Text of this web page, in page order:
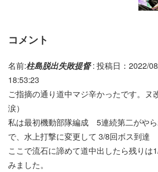
コメント
名前:柱島脱出失敗提督: 投稿日：2022/
18:53:23
ご指摘の通り道中マジ辛かったです。
涙）
私は最初機動部隊編成 5連続第二がや
で、水上打撃に変更して 3/8回ボス到達
ここで流石に諦めて道中出したら残りは
みました。